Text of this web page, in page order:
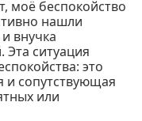
моё беспокойство
нашли
внучка
ситуация
это
сопутствующая
или